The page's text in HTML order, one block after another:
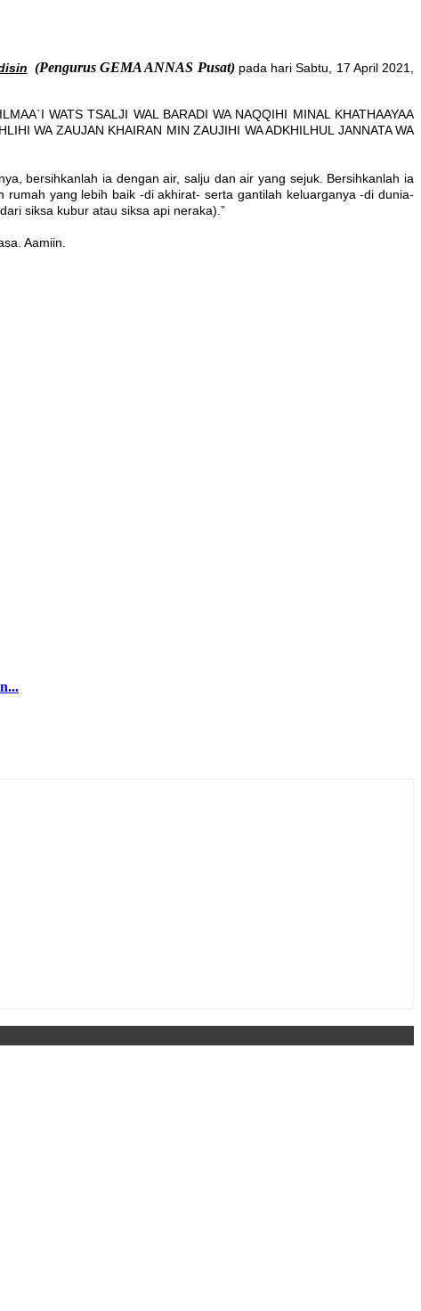
(Pengurus GEMA ANNAS Pusat) pada hari Sabtu, 17 April 2021,
WATS TSALJI WAL BARADI WA NAQQIHI MINAL KHATHAAYAA
WA ZAUJAN KHAIRAN MIN ZAUJIHI WA ADKHILHUL JANNATA WA
bersihkanlah ia dengan air, salju dan air yang sejuk. Bersihkanlah ia
yang lebih baik -di akhirat- serta gantilah keluarganya -di dunia-
siksa kubur atau siksa api neraka).”
Aamiin.